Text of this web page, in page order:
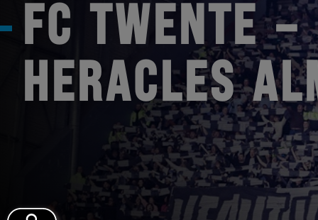
FC TWENTE –
HERACLES